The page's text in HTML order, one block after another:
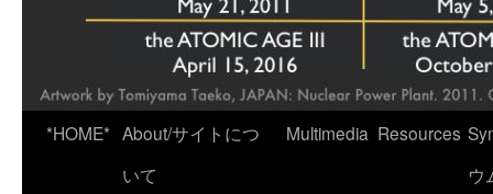
*HOME* About/サイトにつ
いて
Multimedia Resources
ウ